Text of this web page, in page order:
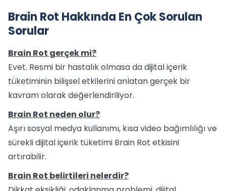
Brain Rot Hakkında En Çok Sorulan
Sorular
Brain Rot gerçek mi?
Evet. Resmi bir hastalık olmasa da dijital içerik
tüketiminin bilişsel etkilerini anlatan gerçek bir
kavram olarak değerlendiriliyor.
Brain Rot neden olur?
Aşırı sosyal medya kullanımı, kısa video bağımlılığı ve
sürekli dijital içerik tüketimi Brain Rot etkisini
artırabilir.
Brain Rot belirtileri nelerdir?